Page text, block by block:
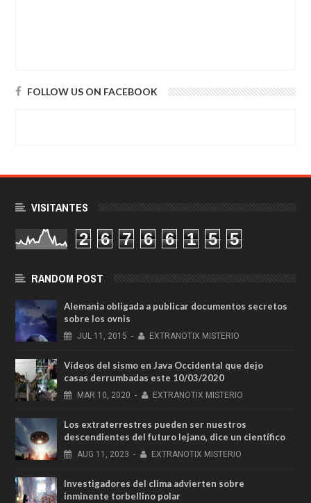
FOLLOW US ON FACEBOOK
VISITANTES
2 6 7 6 6 1 5 5
RANDOM POST
Alemania obligada a publicar documentos secretos
sobre los ovnis
JUL 11, 2015 - EXTRANOTIX MISTERIO
Vídeos del sismo en Java Occidental que dejo
casas derrumbadas este 10/03/2020
MAR 10, 2020 - EXTRANOTIX MISTERIO
Los extraterrestres pueden ser nuestros
descendientes del futuro lejano, dice un científico
AUG 11, 2023 - EXTRANOTIX MISTERIO
Investigadores del clima advierten sobre
inminente torbellino polar